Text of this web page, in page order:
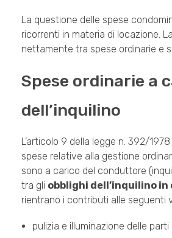
La questione delle spese
ricorrenti in materia di locazione.
nettamente tra spese ordinarie e
Spese ordinarie a
dell’inquilino
L’articolo 9 della legge n. 392/
spese relative alla gestione
sono a carico del conduttore
tra gli obblighi dell’inquilino in
rientrano i contributi alle seguenti
pulizia e illuminazione delle